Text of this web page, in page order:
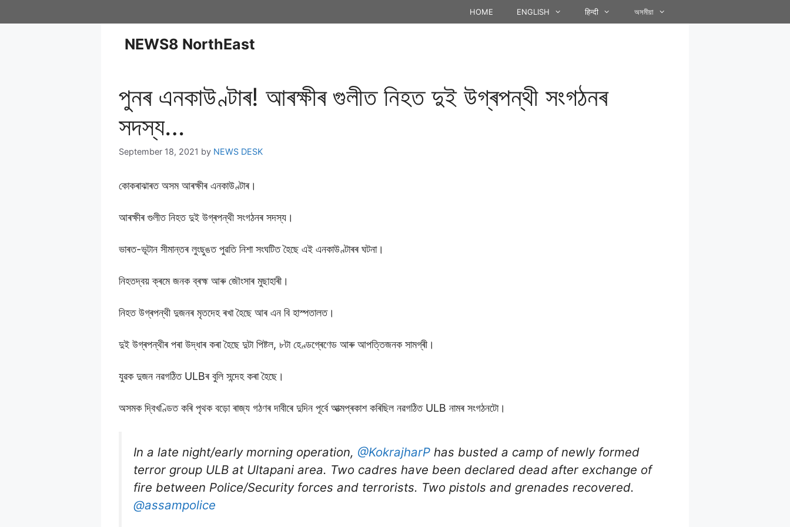
HOME ENGLISH हिन्दी অসমীয়া
NEWS8 NorthEast
পুনৰ এনকাউণ্টাৰ! আৰক্ষীৰ গুলীত নিহত দুই উগ্ৰপন্থী সংগঠনৰ
সদস্য…
September 18, 2021 by NEWS DESK
কোকৰাঝাৰত অসম আৰক্ষীৰ এনকাউণ্টাৰ।
আৰক্ষীৰ গুলীত নিহত দুই উগ্ৰপন্থী সংগঠনৰ সদস্য।
ভাৰত-ভূটান সীমান্তৰ লুংছুঙত পুৱতি নিশা সংঘটিত হৈছে এই এনকাউণ্টাৰৰ ঘটনা।
নিহতদ্বয় ক্ৰমে জনক ব্ৰহ্ম আৰু জৌংসাৰ মুছাহাৰী।
নিহত উগ্ৰপন্থী দুজনৰ মৃতদেহ ৰখা হৈছে আৰ এন বি হাস্পতালত।
দুই উগ্ৰপন্থীৰ পৰা উদ্ধাৰ কৰা হৈছে দুটা পিষ্টল, ৮টা হেণ্ডগ্ৰেণেড আৰু আপত্তিজনক সামগ্ৰী।
যুৱক দুজন নৱগঠিত ULBৰ বুলি সন্দেহ কৰা হৈছে।
অসমক দ্বিখণ্ডিত কৰি পৃথক বড়ো ৰাজ্য গঠণৰ দাবীৰে দুদিন পূৰ্বে আত্মপ্ৰকাশ কৰিছিল নৱগঠিত ULB নামৰ সংগঠনটো।
In a late night/early morning operation, @KokrajharP has busted a camp of newly formed
terror group ULB at Ultapani area. Two cadres have been declared dead after exchange of
fire between Police/Security forces and terrorists. Two pistols and grenades recovered.
@assampolice